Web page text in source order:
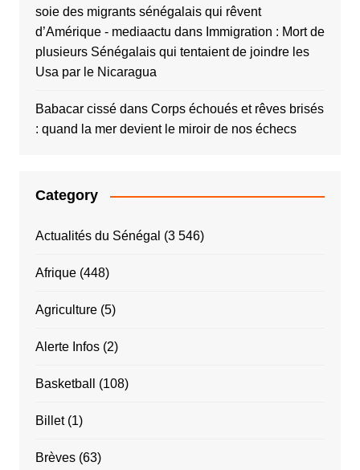
soie des migrants sénégalais qui rêvent
d’Amérique - mediaactu dans Immigration : Mort de
plusieurs Sénégalais qui tentaient de joindre les
Usa par le Nicaragua
Babacar cissédans Corps échoués et rêves brisés
: quand la mer devient le miroir de nos échecs
Category
Actualités du Sénégal (3 546)
Afrique(448)
Agriculture(5)
Alerte Infos(2)
Basketball (108)
Billet(1)
Brèves(63)